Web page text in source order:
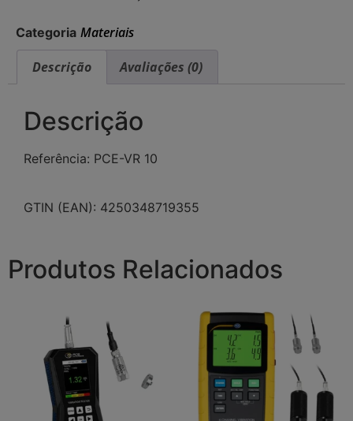
Categoria Materiais
Descrição
Avaliações (0)
Descrição
Referência: PCE-VR 10
GTIN (EAN): 4250348719355
Produtos Relacionados